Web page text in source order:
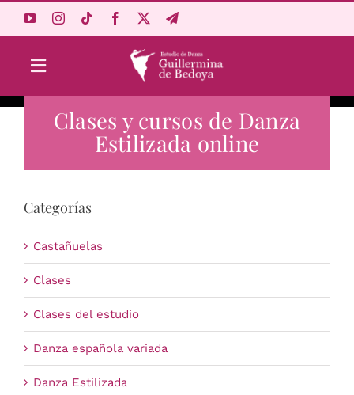
Toggle
Navigation
Aprende Online
Estudio
Carrito
Clases y cursos de Danza
Estilizada online
Categorías
Castañuelas
Clases
Clases del estudio
Danza española variada
Danza Estilizada